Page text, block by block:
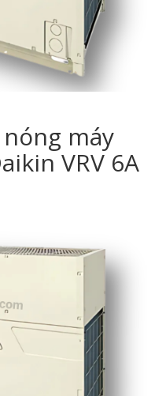
nóng máy
VRV 6A